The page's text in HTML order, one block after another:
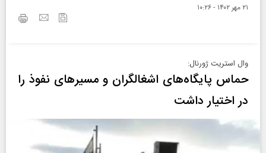
۲۱ مهر ۱۴۰۲ - ۱۰:۲۶
وال استریت ژورنال:
حماس پایگاه‌های اشغالگران و مسیرهای نفوذ را
در اختیار داشت